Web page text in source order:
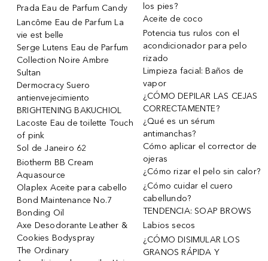
Prada Eau de Parfum Candy
Lancôme Eau de Parfum La
vie est belle
Serge Lutens Eau de Parfum
Collection Noire Ambre
Sultan
Dermocracy Suero
antienvejecimiento
BRIGHTENING BAKUCHIOL
Lacoste Eau de toilette Touch
of pink
Sol de Janeiro 62
Biotherm BB Cream
Aquasource
Olaplex Aceite para cabello
Bond Maintenance No.7
Bonding Oil
Axe Desodorante Leather &
Cookies Bodyspray
The Ordinary
los pies?
Aceite de coco
Potencia tus rulos con el
acondicionador para pelo
rizado
Limpieza facial: Baños de
vapor
¿CÓMO DEPILAR LAS CEJAS
CORRECTAMENTE?
¿Qué es un sérum
antimanchas?
Cómo aplicar el corrector de
ojeras
¿Cómo rizar el pelo sin calor?
¿Cómo cuidar el cuero
cabellundo?
TENDENCIA: SOAP BROWS
Labios secos
¿CÓMO DISIMULAR LOS
GRANOS RÁPIDA Y